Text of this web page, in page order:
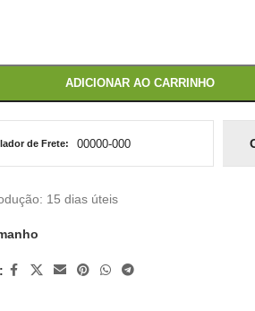
ADICIONAR AO CARRINHO
de Frete:
: 15 dias úteis